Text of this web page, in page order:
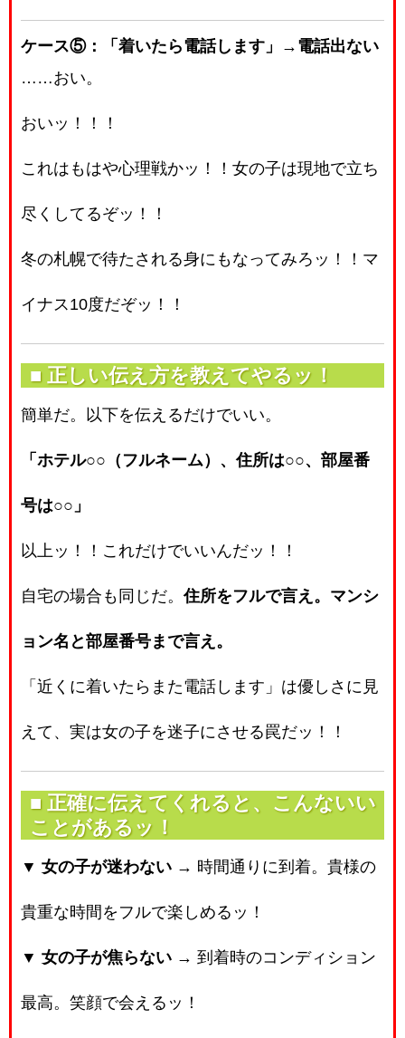
ケース⑤：「着いたら電話します」→電話出ない
……おい。
おいッ！！！
これはもはや心理戦かッ！！女の子は現地で立ち
尽くしてるぞッ！！
冬の札幌で待たされる身にもなってみろッ！！マ
イナス10度だぞッ！！
■ 正しい伝え方を教えてやるッ！
簡単だ。以下を伝えるだけでいい。
「ホテル○○（フルネーム）、住所は○○、部屋番
号は○○」
以上ッ！！これだけでいいんだッ！！
自宅の場合も同じだ。住所をフルで言え。マンシ
ョン名と部屋番号まで言え。
「近くに着いたらまた電話します」は優しさに見
えて、実は女の子を迷子にさせる罠だッ！！
■ 正確に伝えてくれると、こんないい
ことがあるッ！
▼ 女の子が迷わない → 時間通りに到着。貴様の
貴重な時間をフルで楽しめるッ！
▼ 女の子が焦らない → 到着時のコンディション
最高。笑顔で会えるッ！